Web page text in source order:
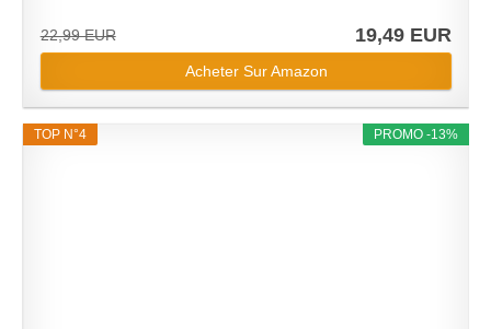
22,99 EUR 19,49 EUR
Acheter Sur Amazon
PROMO -13%
TOP N°4